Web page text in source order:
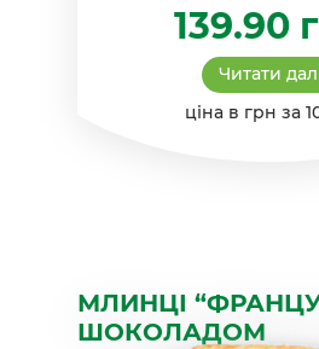
139.90
Читати
ціна в грн за
МЛИНЦІ
ШОКОЛАДОМ